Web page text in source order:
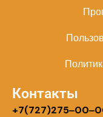
Контакты
+